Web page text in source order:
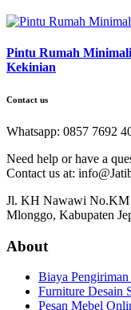
Pintu Rumah
Kekinian
Contact us
Whatsapp: 0857 7692
Need help or have a
Contact us at:
Jl. KH Nawawi No.KM
Mlonggo, Kabupaten
About
Biaya
Furniture Desain
Pesan Mebel